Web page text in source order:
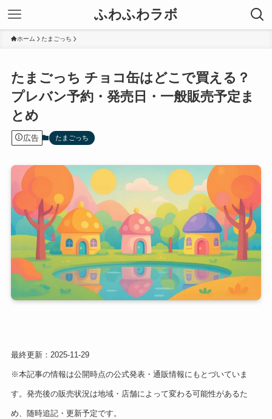
ふわふわラボ
ホーム たまごっち
たまごっち チョコ缶はどこで買える？
プレバン予約・発売日・一般販売予定ま
とめ
広告 たまごっち
最終更新：2025-11-29
※本記事の情報は公開時点の公式発表・通販情報にもとづいていま
す。発売後の販売状況は地域・店舗によって変わる可能性があるた
め、随時追記・更新予定です。